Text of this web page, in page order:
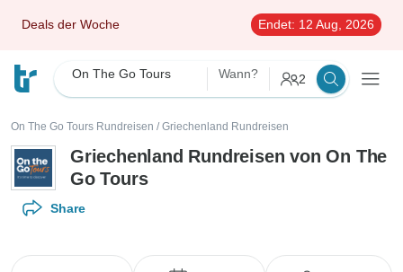
Deals der Woche Endet: 12 Aug, 2026
On The Go Tours Wann? 2
On The Go Tours Rundreisen / Griechenland Rundreisen
Griechenland Rundreisen von On The
Go Tours
Share